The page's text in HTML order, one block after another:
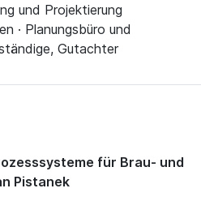
und Projektierung
· Planungsbüro und
Gutachter
für Brau- und
Pistanek